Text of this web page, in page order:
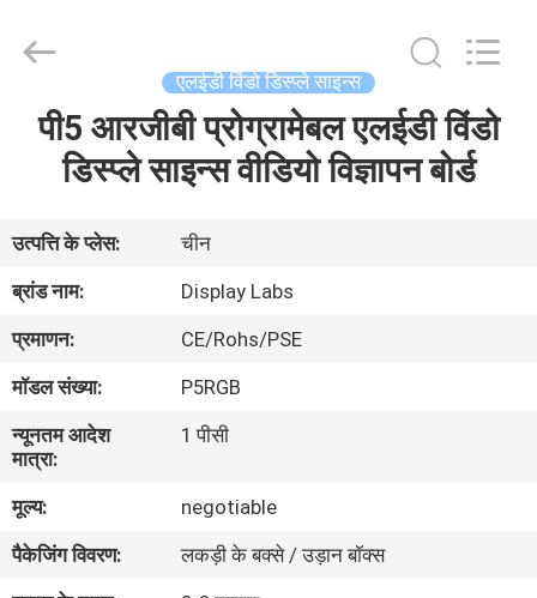
वीआर
दिखाएँ
हमारे
बारे
कारखाना
LED
Co.,Ltd.
Reserved.
एलईडी विंडो डिस्प्ले साइन्स
पी5 आरजीबी प्रोग्रामेबल एलईडी विंडो
डिस्प्ले साइन्स वीडियो विज्ञापन बोर्ड
उत्पत्ति के प्लेस:
चीन
ब्रांड नाम:
Display Labs
प्रमाणन:
CE/Rohs/PSE
मॉडल संख्या:
P5RGB
न्यूनतम आदेश
मात्रा:
1 पीसी
मूल्य:
negotiable
पैकेजिंग विवरण:
लकड़ी के बक्से / उड़ान बॉक्स